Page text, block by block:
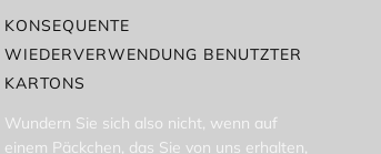
KONSEQUENTE
WIEDERVERWENDUNG BENUTZTER
KARTONS
Wundern Sie sich also nicht, wenn auf
einem Päckchen, das Sie von uns erhalten,